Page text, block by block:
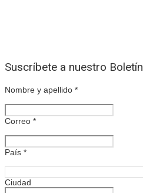
Suscríbete a nuestro Boletín
Nombre y apellido *
Correo *
País *
Ciudad